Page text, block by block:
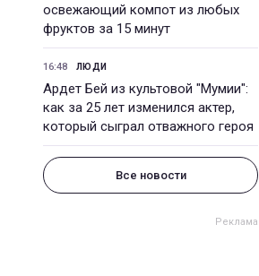
освежающий компот из любых
фруктов за 15 минут
16:48 ЛЮДИ
Ардет Бей из культовой "Мумии":
как за 25 лет изменился актер,
который сыграл отважного героя
Все новости